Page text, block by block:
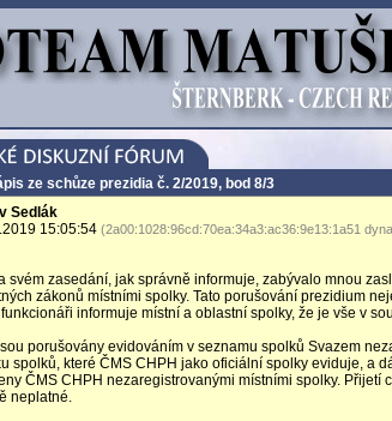
ze schůze prezidia č. 2/2019, bod 8/3
Sedlák
15:05:54 (2a00:1028:96cd:70ea:34a3:ac36:9e13:1a51
svém zasedání, jak správně informuje, zabývalo mnou
zákonů místními spolky. Tato porušování prezidium
informuje místní a oblastní spolky, že je vše v
porušovány evidováním v seznamu spolků Svazem
spolků, které ČMS CHPH jako oficiální spolky eviduje, a
ČMS CHPH nezaregistrovanými místními spolky. Přijetí
neplatné.